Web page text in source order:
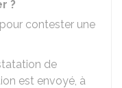
?
pour contester une
de
est envoyé, à